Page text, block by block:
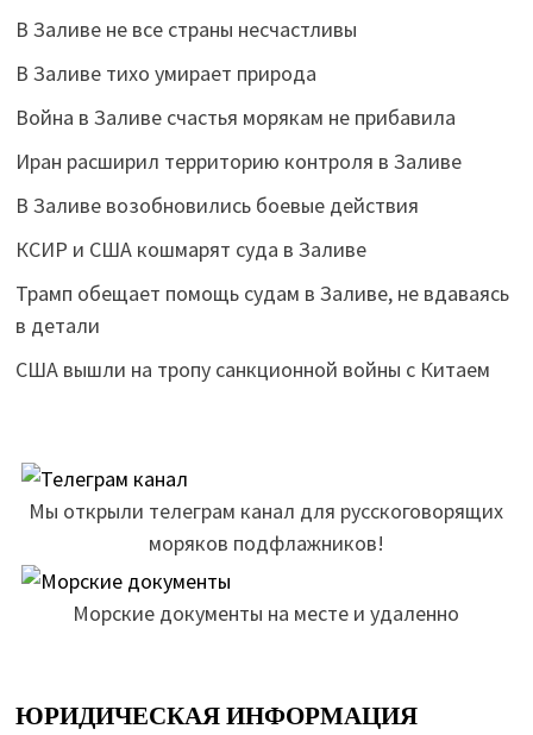
В Заливе не все страны несчастливы
В Заливе тихо умирает природа
Война в Заливе счастья морякам не прибавила
Иран расширил территорию контроля в Заливе
В Заливе возобновились боевые действия
КСИР и США кошмарят суда в Заливе
Трамп обещает помощь судам в Заливе, не вдаваясь
в детали
США вышли на тропу санкционной войны с Китаем
Мы открыли телеграм канал для русскоговорящих
моряков подфлажников!
Морские документы на месте и удаленно
ЮРИДИЧЕСКАЯ ИНФОРМАЦИЯ